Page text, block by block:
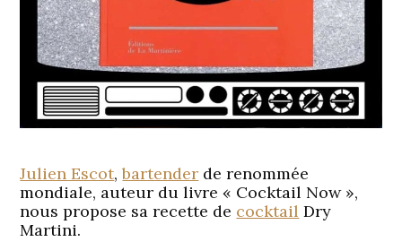
Julien Escot,bartender de renommée
mondiale, auteur du livre « Cocktail Now »,
nous propose sa recette de cocktail Dry
Martini.